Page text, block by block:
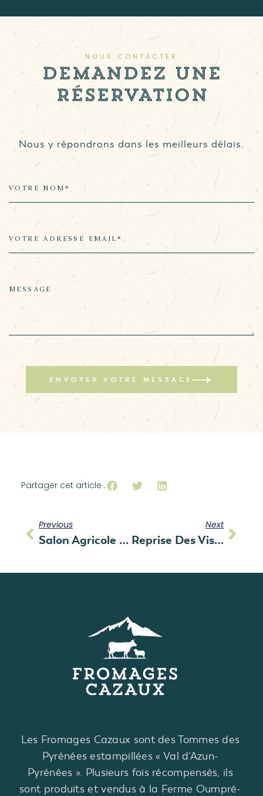
NOUS CONTACTER
DEMANDEZ UNE
RÉSERVATION
Nous y répondrons dans les meilleurs délais.
ENVOYER VOTRE MESSAGE
Previous
Salon Agricole De Tarbes 2025
Next
Reprise Des Visites Le 7 Juillet 2026 !
Partager cet article :
Les Fromages Cazaux sont des Tommes des
Pyrénées estampillées « Val d’Azun-
Pyrénées ». Plusieurs fois récompensés, ils
sont produits et vendus à la Ferme Oumpré-